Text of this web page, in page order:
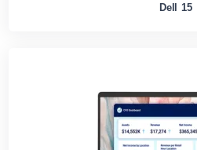
Dell 15